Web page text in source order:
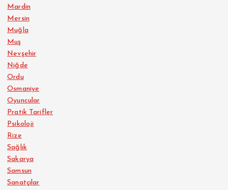
Mardin
Mersin
Muğla
Muş
Nevşehir
Niğde
Ordu
Osmaniye
Oyuncular
Pratik Tarifler
Psikoloji
Rize
Sağlık
Sakarya
Samsun
Sanatçılar